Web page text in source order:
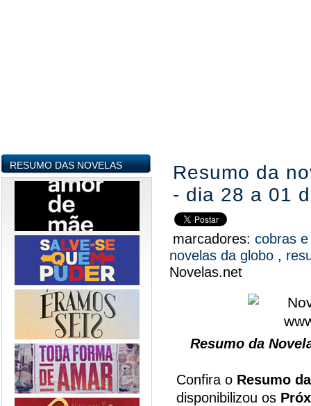
RESUMO DAS NOVELAS
Resumo da
- dia 28 a 01
marcadores: cobras
novelas da globo ,
Novelas.net
Resumo da
Confira o Resumo
disponibilizou os